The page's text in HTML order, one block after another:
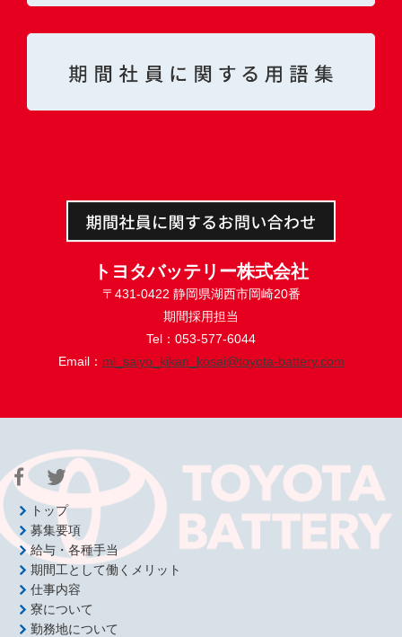
トヨタバッテリー株式会社
〒431-0422 静岡県湖西市岡崎20番
期間採用担当
Tel：053-577-6044
Email： ml_saiyo_kikan_kosai@toyota-battery.com
トップ
募集要項
給与・各種手当
期間工として働くメリット
仕事内容
寮について
勤務地について